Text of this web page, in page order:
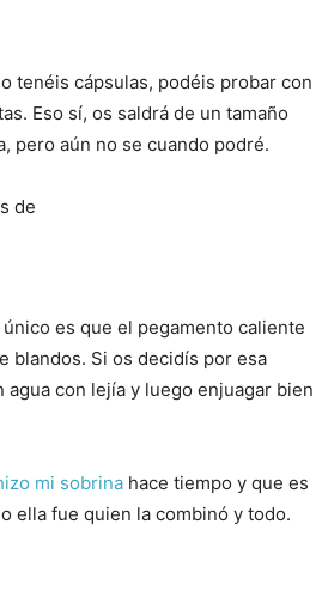
tenéis cápsulas, podéis probar con
Eso sí, os saldrá de un tamaño
pero aún no se cuando podré.
es que el pegamento caliente
blandos. Si os decidís por esa
con lejía y luego enjuagar bien
mi sobrina hace tiempo y que es
ella fue quien la combinó y todo.